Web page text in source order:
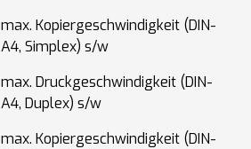
max. Kopiergeschwindigkeit (DIN-
A4, Simplex) s/w
max. Druckgeschwindigkeit (DIN-
A4, Duplex) s/w
max. Kopiergeschwindigkeit (DIN-